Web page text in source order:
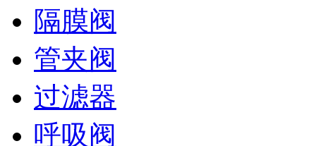
隔膜阀
管夹阀
过滤器
呼吸阀